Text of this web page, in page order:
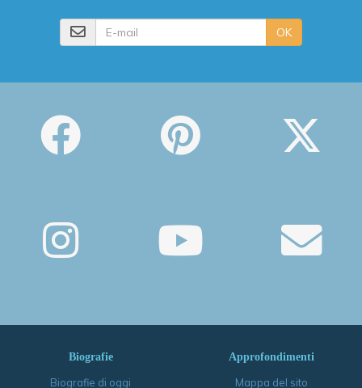
OK
Biografie
Biografie di oggi
Approfondimenti
Mappa del sito